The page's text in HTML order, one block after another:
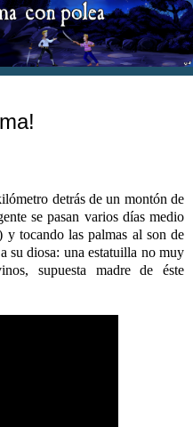
detrás de un montón de
se pasan varios días medio
y tocando las palmas al son de
su diosa: una estatuilla no muy
supuesta madre de éste